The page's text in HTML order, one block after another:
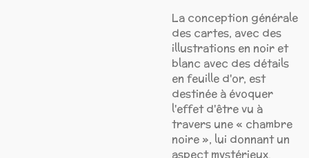
La conception générale
des cartes, avec des
illustrations en noir et
blanc avec des détails
en feuille d'or, est
destinée à évoquer
l'effet d'être vu à
travers une « chambre
noire », lui donnant un
aspect mystérieux.